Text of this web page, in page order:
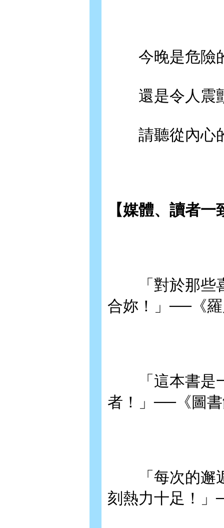
今晚是危險
還是令人震
請聽從內心
【媒體、讀者
「對於那些喜
合妳！」──《
「這本書是一
者！」──《圖
「每次的邂逅
刻熱力十足！